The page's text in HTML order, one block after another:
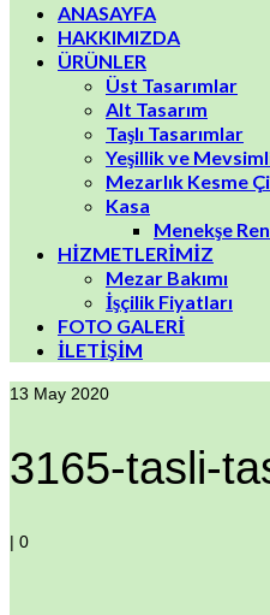
ANASAYFA
HAKKIMIZDA
ÜRÜNLER
Üst Tasarımlar
Alt Tasarım
Taşlı Tasarımlar
Yeşillik ve
Mezarlık Kesme
Kasa
Menekşe
HİZMETLERİMİZ
Mezar Bakımı
İşçilik Fiyatları
FOTO GALERİ
İLETİŞİM
13 May 2020
3165-tasli-
| 0